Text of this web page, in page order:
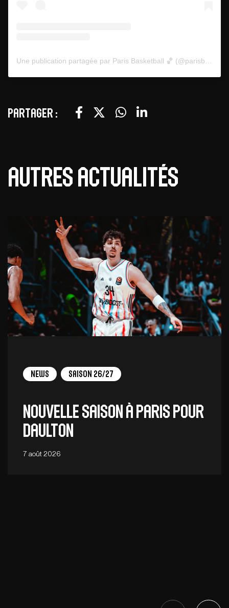
Partager :
Autres actualités
News Saison 26/27
Nouvelle saison à Paris pour
Daulton
7 août 2026